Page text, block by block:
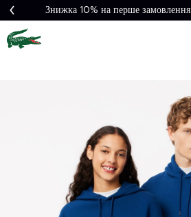
Знижка 10% на перше замовлення
повернення
Безкоштовна
доставка від